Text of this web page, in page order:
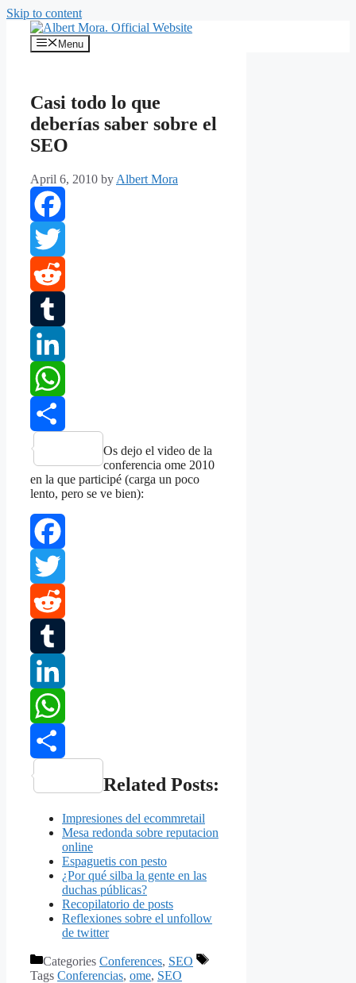
Skip to content
Menu
Casi todo lo que
deberías saber sobre el
SEO
April 6, 2010 by Albert Mora
Facebook
Twitter
Reddit
Tumblr
LinkedIn
WhatsApp
Share
Os dejo el video de la
conferencia ome 2010
en la que participé (carga un poco
lento, pero se ve bien):
Facebook
Twitter
Reddit
Tumblr
LinkedIn
WhatsApp
Share
Related Posts:
Impresiones del ecommretail
Mesa redonda sobre reputacion
online
Espaguetis con pesto
¿Por qué silba la gente en las
duchas públicas?
Recopilatorio de posts
Reflexiones sobre el unfollow
de twitter
Categories Conferences, SEO
Tags Conferencias, ome, SEO